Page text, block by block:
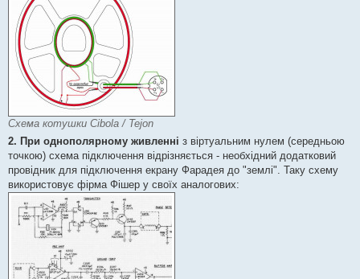
Схема котушки Cibola / Tejon
2. При однополярному живленні з віртуальним нулем (середньою
точкою) схема підключення відрізняється - необхідний додатковий
провідник для підключення екрану Фарадея до "землі". Таку схему
використовує фірма Фішер у своїх аналогових: